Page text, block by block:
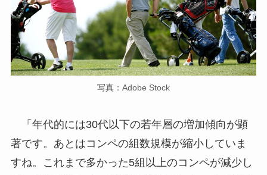
写真：Adobe Stock
「年代的には30代以下の若年層の増加傾向が顕
著です。あとはコンペの組数規模が縮小していま
すね。これまで多かった5組以上のコンペが減少し